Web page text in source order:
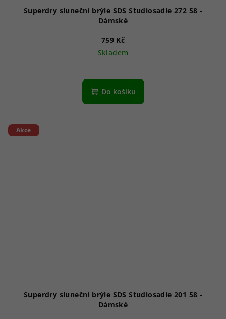
Superdry sluneční brýle SDS Studiosadie 272 58 -
Dámské
759 Kč
Skladem
Do košíku
Akce
Superdry sluneční brýle SDS Studiosadie 201 58 -
Dámské